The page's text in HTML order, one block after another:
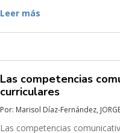
Leer más
Las competencias
curriculares
Por: Marisol Díaz-Fernández,
Las competencias